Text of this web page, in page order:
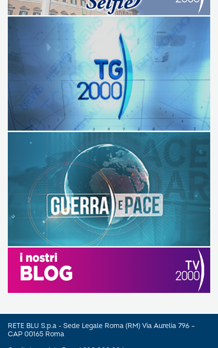
RETE BLU S.p.a - Sede Legale Roma (RM) Via Aurelia 796 –
CAP 00165 Roma